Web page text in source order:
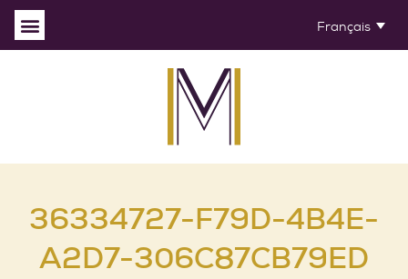
Français
36334727-F79D-4B4E-
A2D7-306C87CB79ED